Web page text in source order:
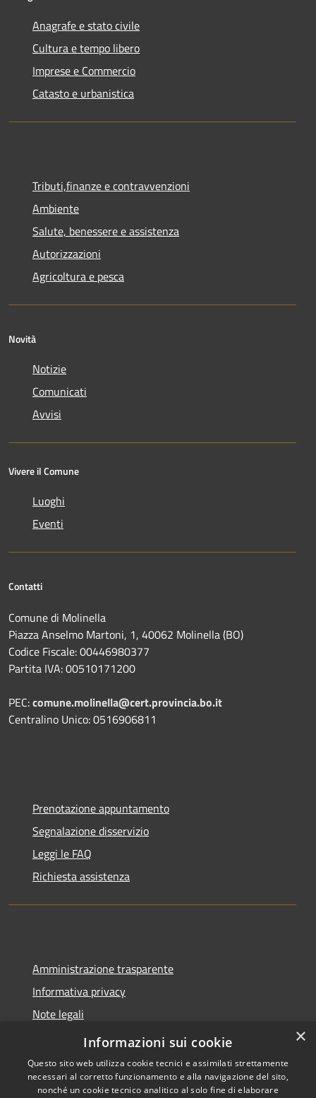
Anagrafe e stato civile
Cultura e tempo libero
Imprese e Commercio
Catasto e urbanistica
Tributi,finanze e contravvenzioni
Ambiente
Salute, benessere e assistenza
Autorizzazioni
Agricoltura e pesca
Novità
Notizie
Comunicati
Avvisi
Vivere il Comune
Luoghi
Eventi
Contatti
Comune di Molinella
Piazza Anselmo Martoni, 1, 40062 Molinella (BO)
Codice Fiscale: 00446980377
Partita IVA: 00510171200
PEC:comune.molinella@cert.provincia.bo.it
Centralino Unico: 0516906811
Prenotazione appuntamento
Segnalazione disservizio
Leggi le FAQ
Richiesta assistenza
Amministrazione trasparente
Informativa privacy
Note legali
Dichiarazione di accessibilità
×
Informazioni sui cookie
Questo sito web utilizza cookie tecnici e assimilati strettamente
necessari al corretto funzionamento e alla navigazione del sito,
nonché un cookie tecnico analitico al solo fine di elaborare